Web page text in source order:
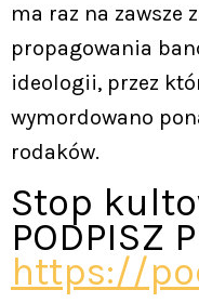
ma raz na zawsze
propagowania
ideologii, przez
wymordowano
rodaków.
Stop
PODPISZ
https://